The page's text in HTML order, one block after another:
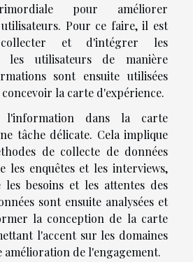
pour améliorer
Pour ce faire, il est
et d'intégrer les
les utilisateurs de manière
sont ensuite utilisées
la carte d'expérience.
l'information dans la carte
tâche délicate. Cela implique
de collecte de données
les enquêtes et les interviews,
besoins et les attentes des
sont ensuite analysées et
la conception de la carte
l'accent sur les domaines
amélioration de l'engagement.